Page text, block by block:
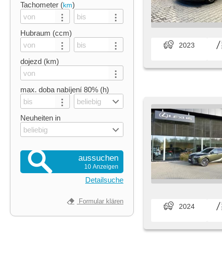
Tachometer (km)
Hubraum (ccm)
dojezd (km)
max. doba nabíjení 80% (h)
beliebig
Neuheiten in
beliebig
aussuchen
10 Anzeigen
Detailsuche
Formular klären
2023
2024